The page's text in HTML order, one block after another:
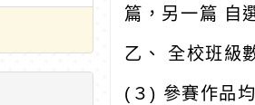
篇，另一篇 自
乙、 全校班級
(３) 參賽作品